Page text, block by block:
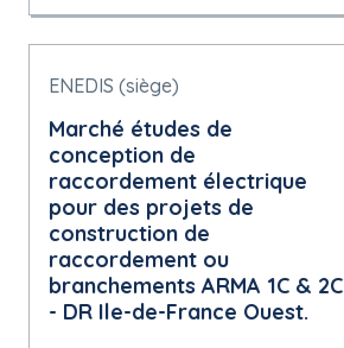
ENEDIS (siège)
Marché études de
conception de
raccordement électrique
pour des projets de
construction de
raccordement ou
branchements ARMA 1C & 2C
- DR Ile-de-France Ouest.